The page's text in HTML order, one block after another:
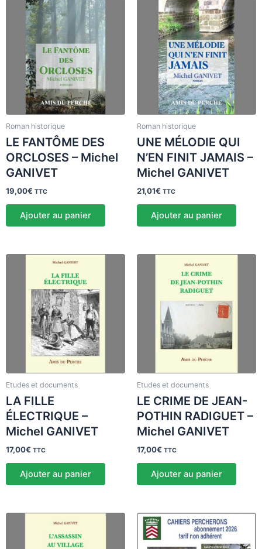
Roman historique
LE FANTÔME DES
ORCLOSES – Michel
GANIVET
19,00€ TTC
Ajouter au panier
Roman historique
UNE MÉLODIE QUI
N’EN FINIT JAMAIS –
Michel GANIVET
21,01€ TTC
Ajouter au panier
Etudes et documents
LA FILLE
ÉLECTRIQUE –
Michel GANIVET
17,00€ TTC
Ajouter au panier
Etudes et documents
LE CRIME DE JEAN-
POTHIN RADIGUET –
Michel GANIVET
17,00€ TTC
Ajouter au panier